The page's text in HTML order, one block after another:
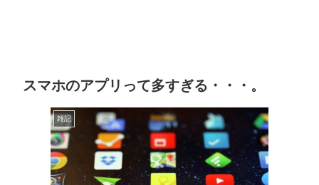
スマホのアプリって多すぎる・・・。
雑記